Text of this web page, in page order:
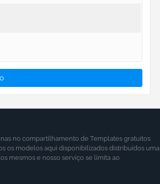
no compartilhamento de Templates gratuitos
os modelos aqui disponibilizados distribuídos uma
mesmos e nosso serviço se limita ao